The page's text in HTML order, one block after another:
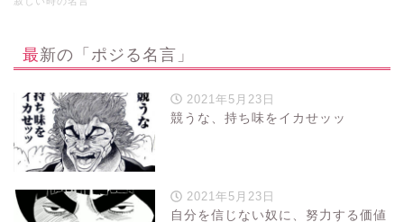
最新の「ポジる名言」
2021年5月23日
競うな、持ち味をイカせッッ
2021年5月23日
自分を信じない奴に、努力する価値